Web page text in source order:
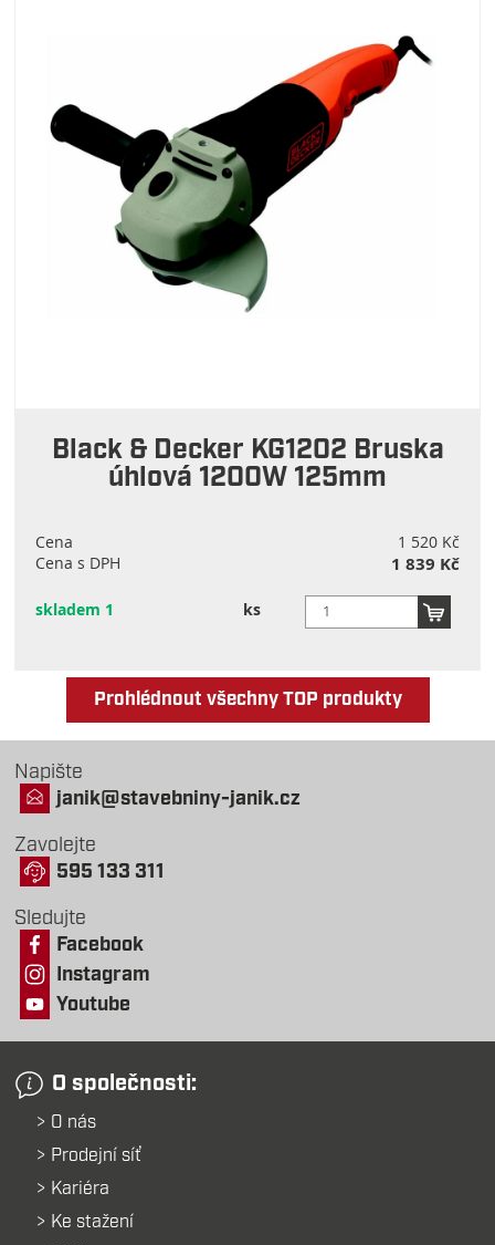
Black & Decker KG1202 Bruska
úhlová 1200W 125mm
Cena
1 520 Kč
Cena s DPH
1 839 Kč
skladem 1 ks
Prohlédnout všechny TOP produkty
Napište
janik@stavebniny-janik.cz
Zavolejte
595 133 311
Sledujte
Facebook
Instagram
Youtube
O společnosti:
O nás
Prodejní síť
Kariéra
Ke stažení